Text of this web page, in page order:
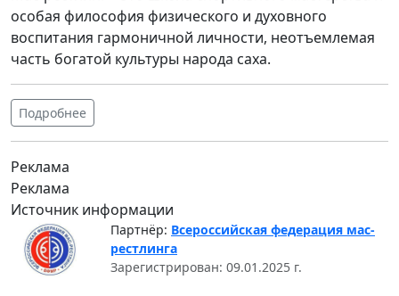
особая философия физического и духовного
воспитания гармоничной личности, неотъемлемая
часть богатой культуры народа саха.
Подробнее
Реклама
Реклама
Источник информации
Партнёр: Всероссийская федерация мас-
рестлинга
Зарегистрирован: 09.01.2025 г.